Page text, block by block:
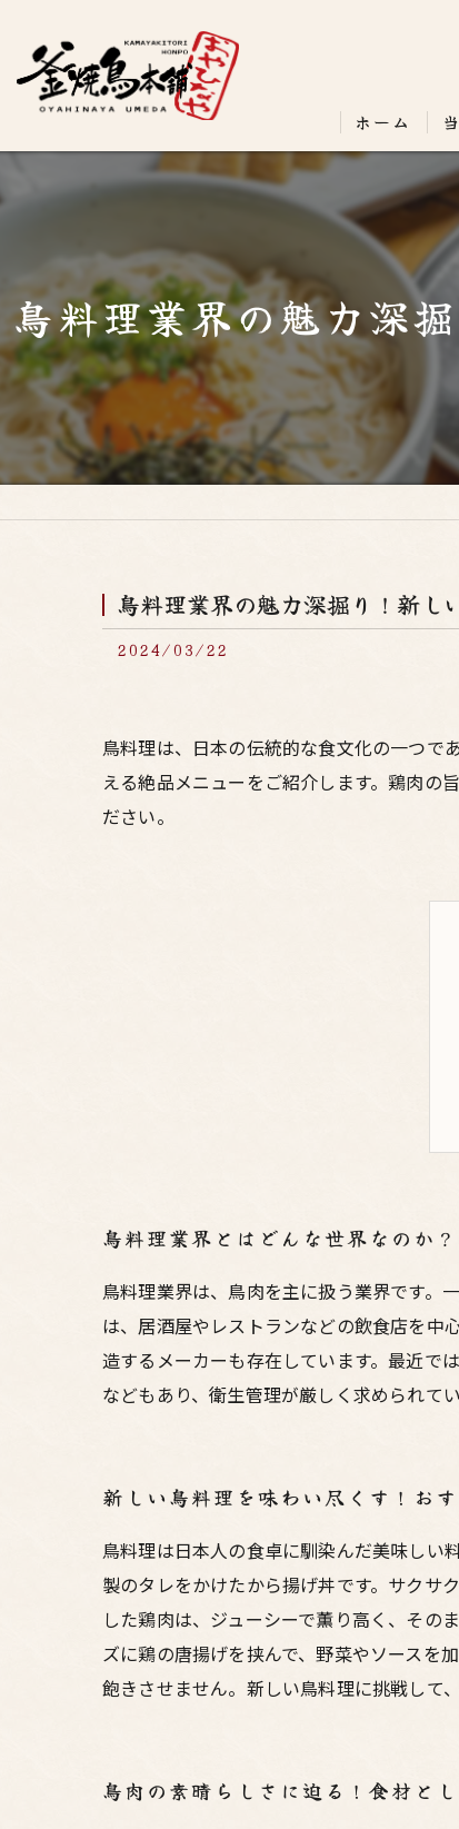
ホーム
鳥料理業界の魅力深
鳥料理業界の魅力深掘り！新し
2024/03/22
鳥料理は、日本の伝統的な食文化の一つで
える絶品メニューをご紹介します。鶏肉の
ださい。
鳥料理業界とはどんな世界なのか？
鳥料理業界は、鳥肉を主に扱う業界です。
は、居酒屋やレストランなどの飲食店を中
造するメーカーも存在しています。最近で
などもあり、衛生管理が厳しく求められて
新しい鳥料理を味わい尽くす！お
鳥料理は日本人の食卓に馴染んだ美味しい
製のタレをかけたから揚げ丼です。サクサ
した鶏肉は、ジューシーで薫り高く、その
ズに鶏の唐揚げを挟んで、野菜やソースを
飽きさせません。新しい鳥料理に挑戦して
鳥肉の素晴らしさに迫る！食材と